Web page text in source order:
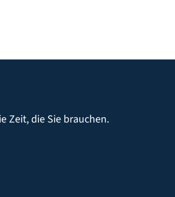
Zeit, die Sie brauchen.